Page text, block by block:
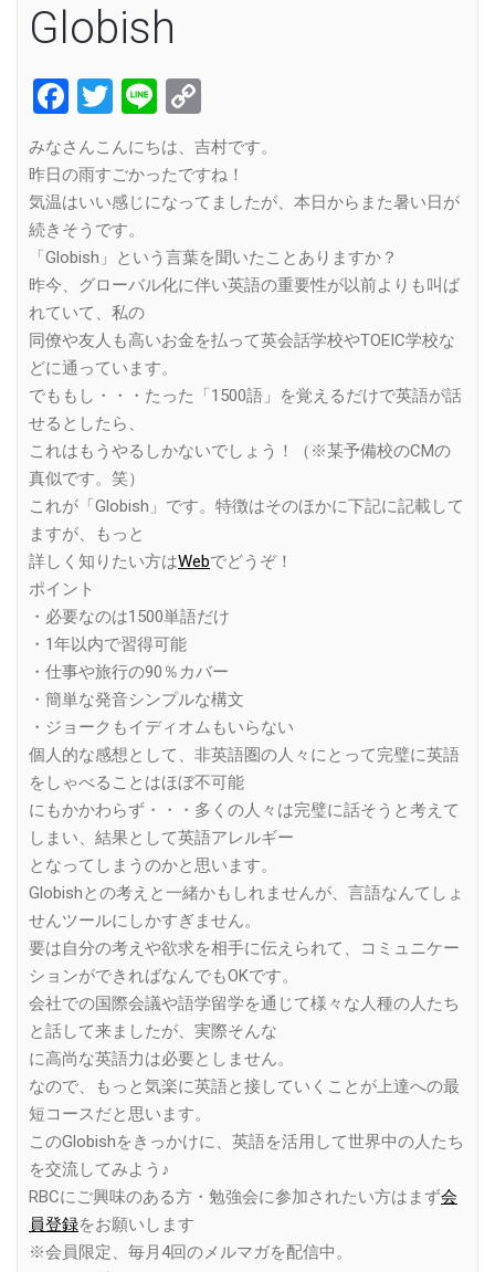
Globish
Facebook
Twitter
Line
Link
みなさんこんにちは、吉村です。
昨日の雨すごかったですね！
気温はいい感じになってましたが、本日からまた暑い日が
続きそうです。
「Globish」という言葉を聞いたことありますか？
昨今、グローバル化に伴い英語の重要性が以前よりも叫ば
れていて、私の
同僚や友人も高いお金を払って英会話学校やTOEIC学校な
どに通っています。
でももし・・・たった「1500語」を覚えるだけで英語が話
せるとしたら、
これはもうやるしかないでしょう！（※某予備校のCMの
真似です。笑）
これが「Globish」です。特徴はそのほかに下記に記載して
ますが、もっと
詳しく知りたい方はWebでどうぞ！
ポイント
・必要なのは1500単語だけ
・1年以内で習得可能
・仕事や旅行の90％カバー
・簡単な発音シンプルな構文
・ジョークもイディオムもいらない
個人的な感想として、非英語圏の人々にとって完璧に英語
をしゃべることはほぼ不可能
にもかかわらず・・・多くの人々は完璧に話そうと考えて
しまい、結果として英語アレルギー
となってしまうのかと思います。
Globishとの考えと一緒かもしれませんが、言語なんてしょ
せんツールにしかすぎません。
要は自分の考えや欲求を相手に伝えられて、コミュニケー
ションができればなんでもOKです。
会社での国際会議や語学留学を通じて様々な人種の人たち
と話して来ましたが、実際そんな
に高尚な英語力は必要としません。
なので、もっと気楽に英語と接していくことが上達への最
短コースだと思います。
このGlobishをきっかけに、英語を活用して世界中の人たち
を交流してみよう♪
RBCにご興味のある方・勉強会に参加されたい方はまず会
員登録をお願いします
※会員限定、毎月4回のメルマガを配信中。